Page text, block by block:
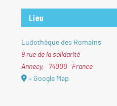
Lieu
Ludothèque des Romains
9 rue de la solidarité
Annecy, 74000 France
+ Google Map